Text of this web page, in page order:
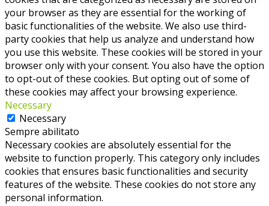
your browser as they are essential for the working of
basic functionalities of the website. We also use third-
party cookies that help us analyze and understand how
you use this website. These cookies will be stored in your
browser only with your consent. You also have the option
to opt-out of these cookies. But opting out of some of
these cookies may affect your browsing experience.
Necessary
Necessary
Sempre abilitato
Necessary cookies are absolutely essential for the
website to function properly. This category only includes
cookies that ensures basic functionalities and security
features of the website. These cookies do not store any
personal information.